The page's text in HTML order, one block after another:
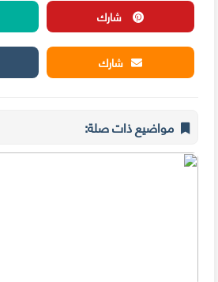
شارك
شارك
مواضيع ذات صلة: